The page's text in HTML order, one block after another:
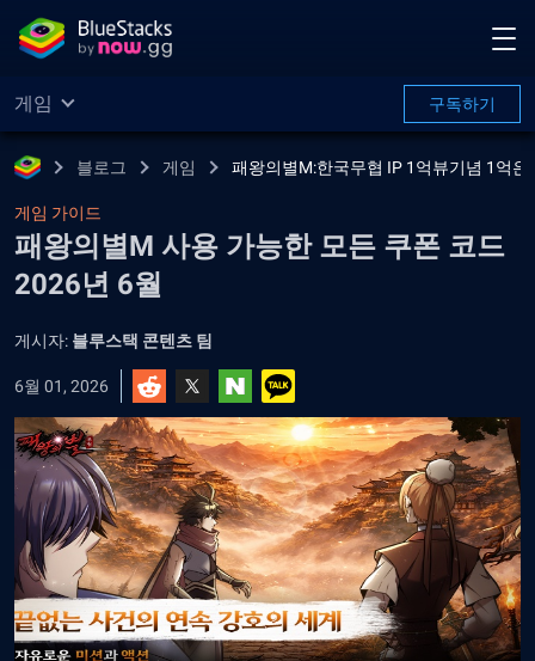
게임 구독하기
블로그 게임 패왕의별M:한국무협 IP 1억뷰기념 1억은
게임 가이드
패왕의별M 사용 가능한 모든 쿠폰 코드
2026년 6월
게시자: 블루스택 콘텐츠 팀
6월 01, 2026